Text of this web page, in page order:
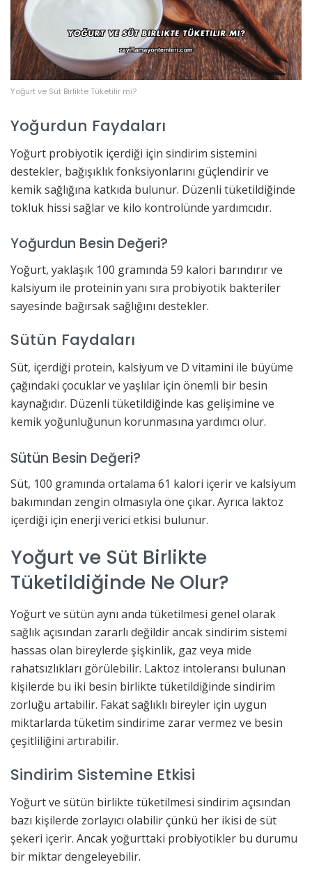
Yoğurt ve Süt Birlikte Tüketilir mi?
Yoğurdun Faydaları
Yoğurt probiyotik içerdiği için sindirim sistemini
destekler, bağışıklık fonksiyonlarını güçlendirir ve
kemik sağlığına katkıda bulunur. Düzenli tüketildiğinde
tokluk hissi sağlar ve kilo kontrolünde yardımcıdır.
Yoğurdun Besin Değeri?
Yoğurt, yaklaşık 100 gramında 59 kalori barındırır ve
kalsiyum ile proteinin yanı sıra probiyotik bakteriler
sayesinde bağırsak sağlığını destekler.
Sütün Faydaları
Süt, içerdiği protein, kalsiyum ve D vitamini ile büyüme
çağındaki çocuklar ve yaşlılar için önemli bir besin
kaynağıdır. Düzenli tüketildiğinde kas gelişimine ve
kemik yoğunluğunun korunmasına yardımcı olur.
Sütün Besin Değeri?
Süt, 100 gramında ortalama 61 kalori içerir ve kalsiyum
bakımından zengin olmasıyla öne çıkar. Ayrıca laktoz
içerdiği için enerji verici etkisi bulunur.
Yoğurt ve Süt Birlikte
Tüketildiğinde Ne Olur?
Yoğurt ve sütün aynı anda tüketilmesi genel olarak
sağlık açısından zararlı değildir ancak sindirim sistemi
hassas olan bireylerde şişkinlik, gaz veya mide
rahatsızlıkları görülebilir. Laktoz intoleransı bulunan
kişilerde bu iki besin birlikte tüketildiğinde sindirim
zorluğu artabilir. Fakat sağlıklı bireyler için uygun
miktarlarda tüketim sindirime zarar vermez ve besin
çeşitliliğini artırabilir.
Sindirim Sistemine Etkisi
Yoğurt ve sütün birlikte tüketilmesi sindirim açısından
bazı kişilerde zorlayıcı olabilir çünkü her ikisi de süt
şekeri içerir. Ancak yoğurttaki probiyotikler bu durumu
bir miktar dengeleyebilir.